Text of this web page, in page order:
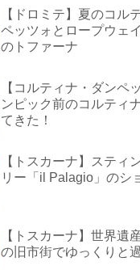
【ドロミテ】夏のコル
ペッツォとロープウェ
のトファーナ
【コルティナ・ダンペ
ンピック前のコルティ
てきた！
【トスカーナ】スティ
リー「il Palagio」のシ
【トスカーナ】世界遺
の旧市街でゆっくりと